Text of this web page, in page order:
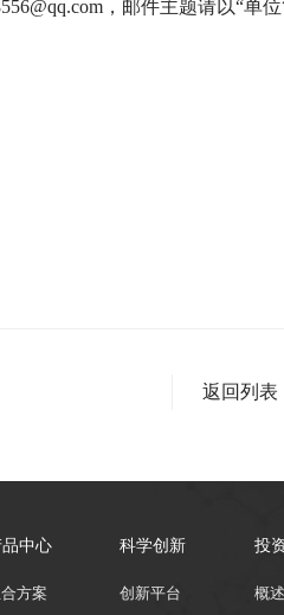
，邮件主题请以“单
返回列表
品中心
方案
科学创新
创新平台
投
概述